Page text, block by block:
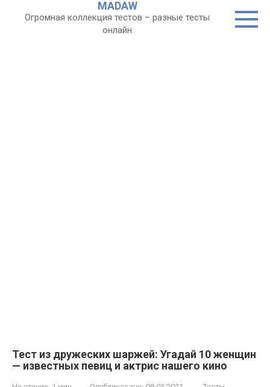
MADAW
Огромная коллекция тестов – разные тесты
онлайн
Тест из дружеских шаржей: Угадай 10 женщин
— известных певиц и актрис нашего кино